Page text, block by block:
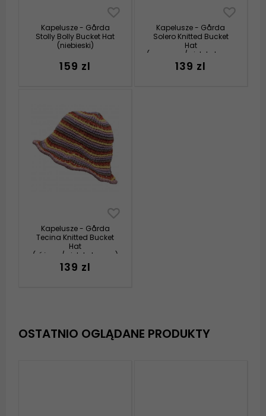
Kapelusze - Gårda
Stolly Bolly Bucket Hat
(niebieski)
159 zl
Kapelusze - Gårda
Solero Knitted Bucket
Hat
(czerwony/wielokolorowy)
139 zl
Kapelusze - Gårda
Tecina Knitted Bucket
Hat
(różowy/wielokolorowy)
139 zl
OSTATNIO OGLĄDANE PRODUKTY